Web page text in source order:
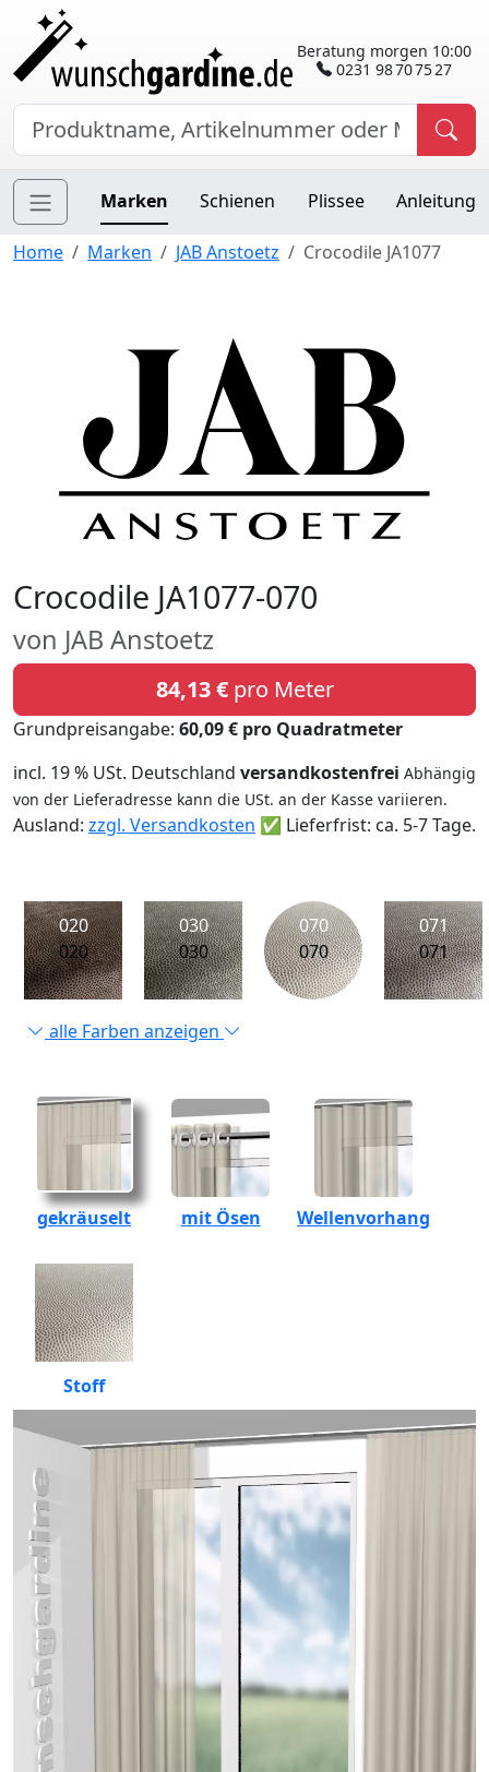
Beratung morgen 10:00
0231 98 70 75 27
Marken Schienen Plissee Anleitung
Home Marken JAB Anstoetz Crocodile JA1077
Crocodile JA1077-070
von JAB Anstoetz
84,13 €pro Meter
Grundpreisangabe: 60,09 € pro Quadratmeter
incl. 19 % USt. Deutschland versandkostenfrei Abhängig
von der Lieferadresse kann die USt. an der Kasse variieren.
Ausland: zzgl. Versandkosten ✅ Lieferfrist: ca. 5-7 Tage.
020
020
030
030
070
070
071
071
alle Farben anzeigen
gekräuselt mit Ösen Wellenvorhang
Stoff